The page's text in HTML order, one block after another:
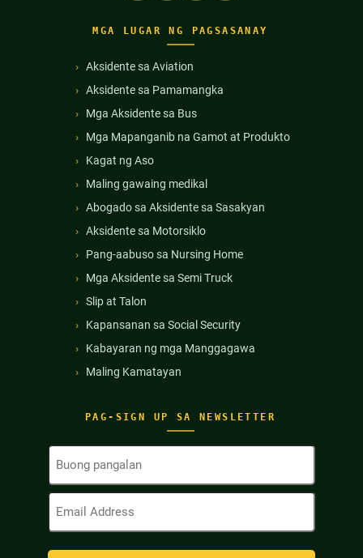
PAG-SIGN UP SA NEWSLETTER
Buong
(Kinakailangan)
Email
(Kinakailangan)
MGA LUGAR NG PAGSASANAY
Aksidente sa Aviation
Aksidente sa Pamamangka
Mga Aksidente sa Bus
Mga Mapanganib na Gamot at Produkto
Kagat ng Aso
Maling gawaing medikal
Abogado sa Aksidente sa Sasakyan
Aksidente sa Motorsiklo
Pang-aabuso sa Nursing Home
Mga Aksidente sa Semi Truck
Slip at Talon
Kapansanan sa Social Security
Kabayaran ng mga Manggagawa
Maling Kamatayan